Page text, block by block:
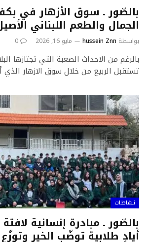
بالصّور ـ سوق الأزهار في
الجمال والطعم اللبناني
بواسطة hussein Znn مايو 16, 2026 0
بالرغم من الاحداث الصعبة التي تجتازها
تستقبل الربيع من خلال سوق الازهار
نشاطات
بالصّور ـ مبادرة إنسانية
أيادٍ طلابية توضّب الخير